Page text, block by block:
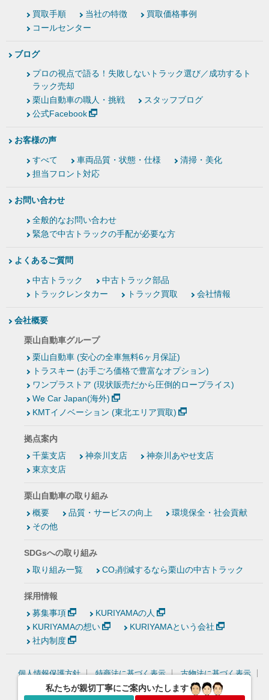
私たちが親切丁寧にご案内いたします
買取手順 当社の特徴
買取価格事例
コールセンター
ブログ
プロの視点で語る！失敗しないトラック選び／成功するト
ラック売却
栗山自動車の職人・挑戦
スタッフブログ
公式Facebook
お客様の声
すべて 車両品質・状態・仕様
清掃・美化
担当フロント対応
お問い合わせ
全般的なお問い合わせ
緊急で中古トラックの手配が必要な方
よくあるご質問
中古トラック
中古トラック部品
トラックレンタカー
トラック買取 会社情報
会社概要
栗山自動車グループ
栗山自動車 (安心の全車無料6ヶ月保証)
トラスキー (お手ごろ価格で豊富なオプション)
ワンプラストア (現状販売だから圧倒的ロープライス)
We Car Japan(海外)
KMTイノベーション (東北エリア買取)
拠点案内
千葉支店
神奈川支店
神奈川あやせ支店
東京支店
栗山自動車の取り組み
概要
品質・サービスの向上
環境保全・社会貢献
その他
SDGsへの取り組み
取り組み一覧
CO₂削減するなら栗山の中古トラック
採用情報
募集事項
KURIYAMAの人
KURIYAMAの想い
KURIYAMAという会社
社内制度
個人情報保護方針 特商法に基づく表示
古物法に基づく表示
情報セキュリティ基本方針